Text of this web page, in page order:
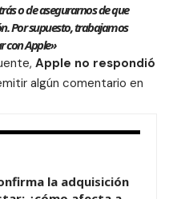
o de asegurarnos de que
Por supuesto, trabajamos
con Apple»
Apple no respondió
algún comentario en
la adquisición